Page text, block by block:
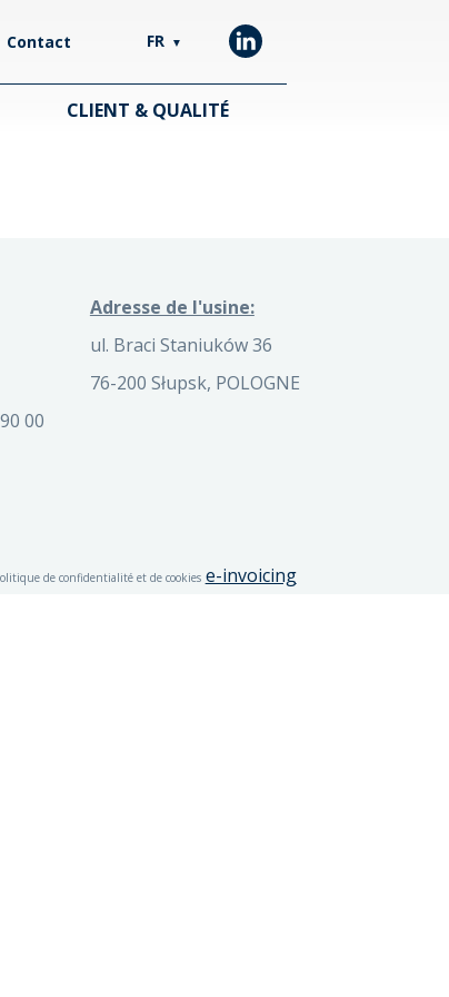
Contact FR ▼
CLIENT & QUALITÉ
00
Adresse de l'usine:
ul. Braci Staniuków 36
76-200 Słupsk, POLOGNE
de confidentialité et de cookies e-invoicing